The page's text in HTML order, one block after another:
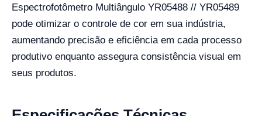
Espectrofotômetro Multiângulo YR05488 // YR05489
pode otimizar o controle de cor em sua indústria,
aumentando precisão e eficiência em cada processo
produtivo enquanto assegura consistência visual em
seus produtos.